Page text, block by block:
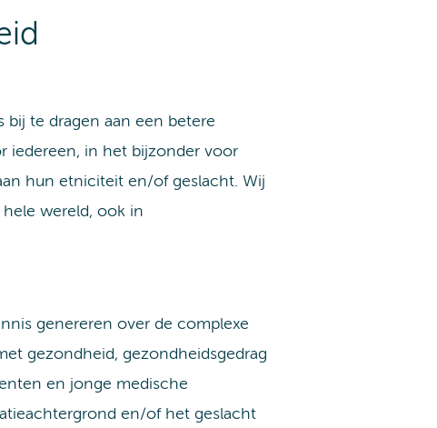
te dragen aan een betere
iedereen, in het bijzonder voor
hun etniciteit en/of geslacht. Wij
wereld, ook in
genereren over de complexe
gezondheid, gezondheidsgedrag
en jonge medische
en/of het geslacht